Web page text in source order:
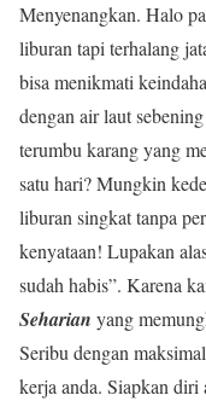
Menyenangkan. Halo
liburan tapi terhalang
bisa menikmati
dengan air laut
terumbu karang yang
satu hari? Mungkin
liburan singkat tanpa
kenyataan! Lupakan
sudah habis”. Karena
Seharian yang
Seribu dengan
kerja anda. Siapkan diri